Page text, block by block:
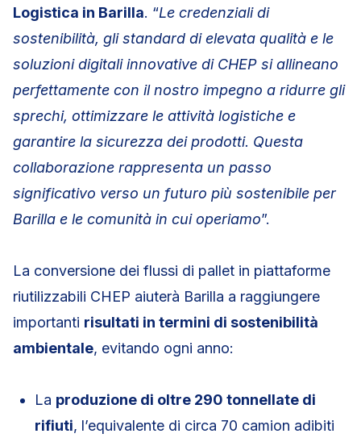
Logistica in Barilla. “Le credenziali di
sostenibilità, gli standard di elevata qualità e le
soluzioni digitali innovative di CHEP si allineano
perfettamente con il nostro impegno a ridurre gli
sprechi, ottimizzare le attività logistiche e
garantire la sicurezza dei prodotti. Questa
collaborazione rappresenta un passo
significativo verso un futuro più sostenibile per
Barilla e le comunità in cui operiamo”.
La conversione dei flussi di pallet in piattaforme
riutilizzabili CHEP aiuterà Barilla a raggiungere
importanti risultati in termini di sostenibilità
ambientale, evitando ogni anno:
La produzione di oltre 290 tonnellate di
rifiuti, l’equivalente di circa 70 camion adibiti